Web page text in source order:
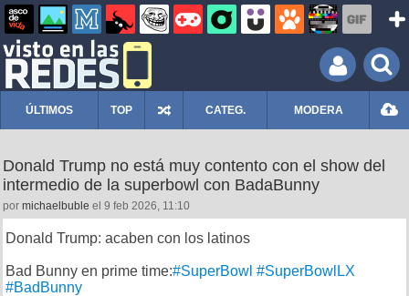
ÚLTIMOS TOP CATEG. MODERA
Donald Trump no está muy contento con el show del
intermedio de la superbowl con BadaBunny
por michaelbuble el 9 feb 2026, 11:10
Donald Trump: acaben con los latinos
Bad Bunny en prime time:#SuperBowl #SuperBowlLX
#BadBunny